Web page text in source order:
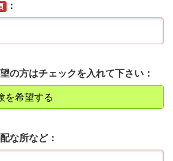
の方はチェックを入れて下さい
を希望する
な所など